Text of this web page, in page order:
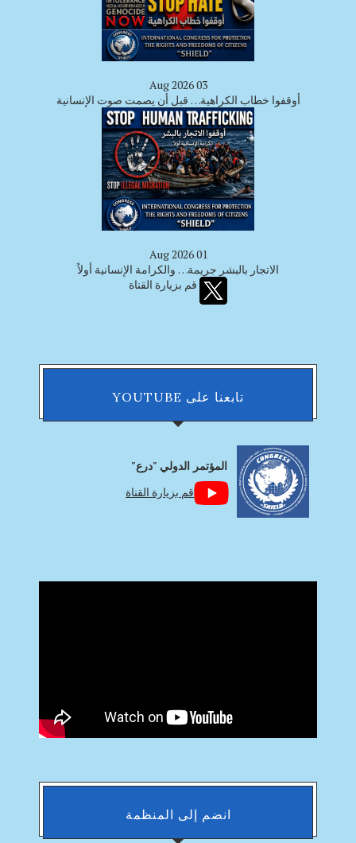
03 Aug 2026
أوقفوا خطاب الكراهية… قبل أن يصمت صوت الإنسانية
01 Aug 2026
الاتجار بالبشر جريمة… والكرامة الإنسانية أولاً
قم بزيارة القناة
تابعنا على YOUTUBE
المؤتمر الدولي "درع"
قم بزيارة القناة
انضم إلى المنظمة